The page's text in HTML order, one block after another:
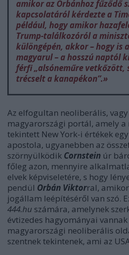
amikor az Orbánhoz fűződő
kapcsolatáról kérdezte a
például, hogy amikor
Trump-találkozóról a
különgépén, akkor – hogy is
magyarul – a hosszú naptól
férfi „alsóneműre vetkőzött,
trécselt a kanapékon”.»
Az elfogultan neoliberális,
magyarországi portál, amely
tekintett New York-i értékek
apostola, ugyanebben az
szörnyülködik Cornstein úr
főleg azon, mennyire
elvek képviseletére, s hogy
pendül Orbán Viktorral,
jogállam leépítéséről van szó.
444.hu számára, amelynek
évtizedes hagyományai vannak
magyarországi neoliberális
szentnek tekintenek, ami az